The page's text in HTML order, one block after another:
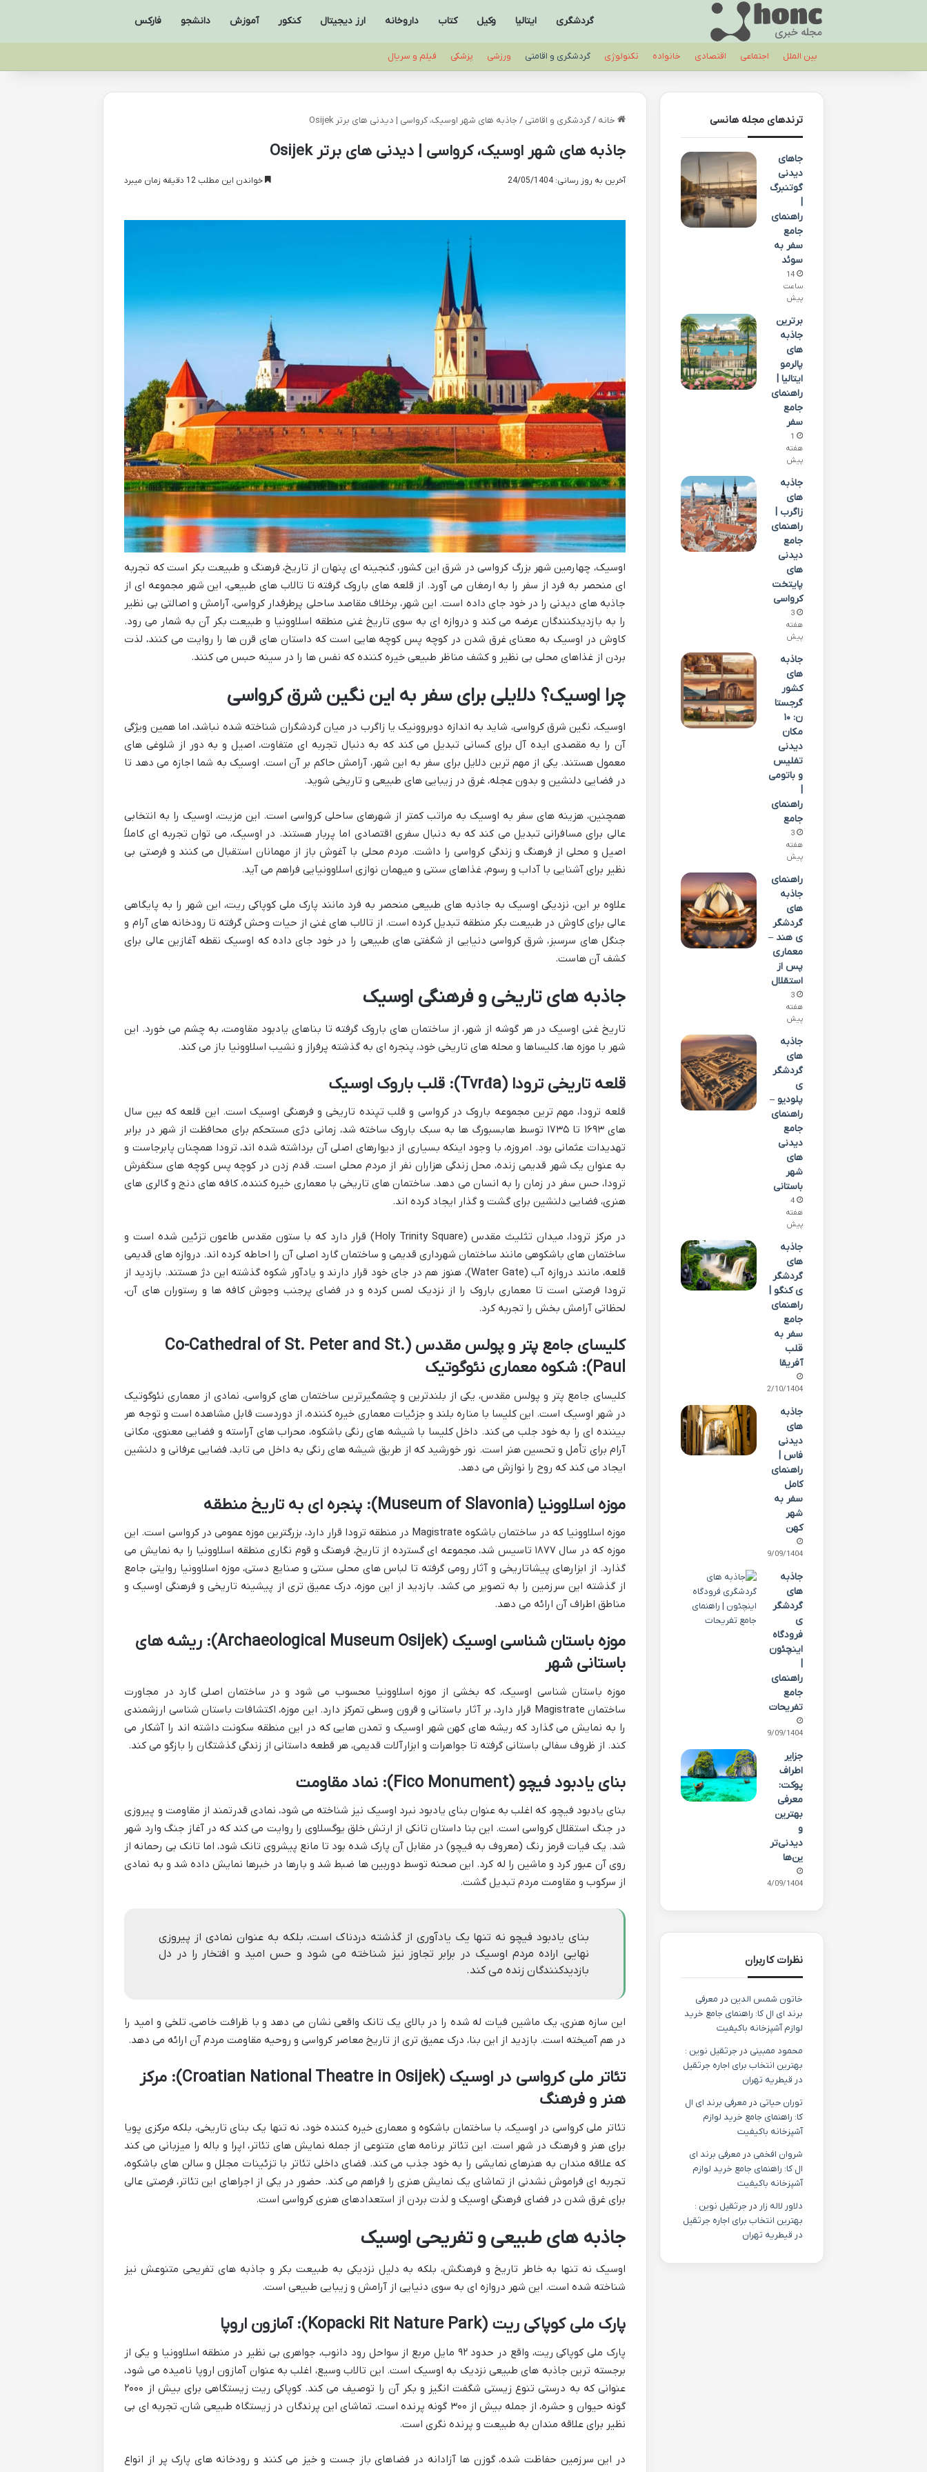
گردشگری ایتالیا وکیل کتاب داروخانه ارز دیجیتال کنکور آموزش دانشجو فارکس
بین الملل اجتماعی اقتصادی خانواده تکنولوژی گردشگری و اقامتی ورزشی پزشکی فیلم و سریال
خانه /گردشگری و اقامتی / جاذبه های شهر اوسیک، کرواسی | دیدنی های برتر Osijek
جاذبه های شهر اوسیک، کرواسی | دیدنی های برتر Osijek
آخرین به روز رسانی: 24/05/1404 خواندن این مطلب 12 دقیقه زمان میبرد
اوسیک، چهارمین شهر بزرگ کرواسی در شرق این کشور، گنجینه ای پنهان از تاریخ، فرهنگ و طبیعت بکر است که تجربه
ای منحصر به فرد از سفر را به ارمغان می آورد. از قلعه های باروک گرفته تا تالاب های طبیعی، این شهر مجموعه ای از
جاذبه های دیدنی را در خود جای داده است. این شهر، برخلاف مقاصد ساحلی پرطرفدار کرواسی، آرامش و اصالتی بی نظیر
را به بازدیدکنندگان عرضه می کند و دروازه ای به سوی تاریخ غنی منطقه اسلاوونیا و طبیعت بکر آن به شمار می رود.
کاوش در اوسیک به معنای غرق شدن در کوچه پس کوچه هایی است که داستان های قرن ها را روایت می کنند، لذت
بردن از غذاهای محلی بی نظیر و کشف مناظر طبیعی خیره کننده که نفس ها را در سینه حبس می کنند.
چرا اوسیک؟ دلایلی برای سفر به این نگین شرق کرواسی
اوسیک، نگین شرق کرواسی، شاید به اندازه دوبروونیک یا زاگرب در میان گردشگران شناخته شده نباشد، اما همین ویژگی
آن را به مقصدی ایده آل برای کسانی تبدیل می کند که به دنبال تجربه ای متفاوت، اصیل و به دور از شلوغی های
معمول هستند. یکی از مهم ترین دلایل برای سفر به این شهر، آرامش حاکم بر آن است. اوسیک به شما اجازه می دهد تا
در فضایی دلنشین و بدون عجله، غرق در زیبایی های طبیعی و تاریخی شوید.
همچنین، هزینه های سفر به اوسیک به مراتب کمتر از شهرهای ساحلی کرواسی است. این مزیت، اوسیک را به انتخابی
عالی برای مسافرانی تبدیل می کند که به دنبال سفری اقتصادی اما پربار هستند. در اوسیک، می توان تجربه ای کاملاً
اصیل و محلی از فرهنگ و زندگی کرواسی را داشت. مردم محلی با آغوش باز از مهمانان استقبال می کنند و فرصتی بی
نظیر برای آشنایی با آداب و رسوم، غذاهای سنتی و میهمان نوازی اسلاوونیایی فراهم می آید.
علاوه بر این، نزدیکی اوسیک به جاذبه های طبیعی منحصر به فرد مانند پارک ملی کوپاکی ریت، این شهر را به پایگاهی
عالی برای کاوش در طبیعت بکر منطقه تبدیل کرده است. از تالاب های غنی از حیات وحش گرفته تا رودخانه های آرام و
جنگل های سرسبز، شرق کرواسی دنیایی از شگفتی های طبیعی را در خود جای داده که اوسیک نقطه آغازین عالی برای
کشف آن هاست.
جاذبه های تاریخی و فرهنگی اوسیک
تاریخ غنی اوسیک در هر گوشه از شهر، از ساختمان های باروک گرفته تا بناهای یادبود مقاومت، به چشم می خورد. این
شهر با موزه ها، کلیساها و محله های تاریخی خود، پنجره ای به گذشته پرفراز و نشیب اسلاوونیا باز می کند.
قلعه تاریخی ترودا (Tvrđa): قلب باروک اوسیک
قلعه ترودا، مهم ترین مجموعه باروک در کرواسی و قلب تپنده تاریخی و فرهنگی اوسیک است. این قلعه که بین سال
های ۱۶۹۳ تا ۱۷۳۵ توسط هابسبورگ ها به سبک باروک ساخته شد، زمانی دژی مستحکم برای محافظت از شهر در برابر
تهدیدات عثمانی بود. امروزه، با وجود اینکه بسیاری از دیوارهای اصلی آن برداشته شده اند، ترودا همچنان پابرجاست و
به عنوان یک شهر قدیمی زنده، محل زندگی هزاران نفر از مردم محلی است. قدم زدن در کوچه پس کوچه های سنگفرش
ترودا، حس سفر در زمان را به انسان می دهد. ساختمان های تاریخی با معماری خیره کننده، کافه های دنج و گالری های
هنری، فضایی دلنشین برای گشت و گذار ایجاد کرده اند.
در مرکز ترودا، میدان تثلیث مقدس (Holy Trinity Square) قرار دارد که با ستون مقدس طاعون تزئین شده است و
ساختمان های باشکوهی مانند ساختمان شهرداری قدیمی و ساختمان گارد اصلی آن را احاطه کرده اند. دروازه های قدیمی
قلعه، مانند دروازه آب (Water Gate)، هنوز هم در جای خود قرار دارند و یادآور شکوه گذشته این دژ هستند. بازدید از
ترودا فرصتی است تا معماری باروک را از نزدیک لمس کرده و در فضای پرجنب وجوش کافه ها و رستوران های آن،
لحظاتی آرامش بخش را تجربه کرد.
کلیسای جامع پتر و پولس مقدس (Co-Cathedral of St. Peter and St.
Paul): شکوه معماری نئوگوتیک
کلیسای جامع پتر و پولس مقدس، یکی از بلندترین و چشمگیرترین ساختمان های کرواسی، نمادی از معماری نئوگوتیک
در شهر اوسیک است. این کلیسا با مناره بلند و جزئیات معماری خیره کننده، از دوردست قابل مشاهده است و توجه هر
بیننده ای را به خود جلب می کند. داخل کلیسا با شیشه های رنگی باشکوه، محراب های آراسته و فضایی معنوی، مکانی
آرام برای تأمل و تحسین هنر است. نور خورشید که از طریق شیشه های رنگی به داخل می تابد، فضایی عرفانی و دلنشین
ایجاد می کند که روح را نوازش می دهد.
موزه اسلاوونیا (Museum of Slavonia): پنجره ای به تاریخ منطقه
موزه اسلاوونیا که در ساختمان باشکوه Magistrate در منطقه ترودا قرار دارد، بزرگترین موزه عمومی در کرواسی است. این
موزه که در سال ۱۸۷۷ تاسیس شد، مجموعه ای گسترده از تاریخ، فرهنگ و قوم نگاری منطقه اسلاوونیا را به نمایش می
گذارد. از ابزارهای پیشاتاریخی و آثار رومی گرفته تا لباس های محلی سنتی و صنایع دستی، موزه اسلاوونیا روایتی جامع
از گذشته این سرزمین را به تصویر می کشد. بازدید از این موزه، درک عمیق تری از پیشینه تاریخی و فرهنگی اوسیک و
مناطق اطراف آن ارائه می دهد.
موزه باستان شناسی اوسیک (Archaeological Museum Osijek): ریشه های
باستانی شهر
موزه باستان شناسی اوسیک، که بخشی از موزه اسلاوونیا محسوب می شود و در ساختمان اصلی گارد در مجاورت
ساختمان Magistrate قرار دارد، بر آثار باستانی و قرون وسطی تمرکز دارد. این موزه، اکتشافات باستان شناسی ارزشمندی
را به نمایش می گذارد که ریشه های کهن شهر اوسیک و تمدن هایی که در این منطقه سکونت داشته اند را آشکار می
کند. از ظروف سفالی باستانی گرفته تا جواهرات و ابزارآلات قدیمی، هر قطعه داستانی از زندگی گذشتگان را بازگو می کند.
بنای یادبود فیچو (Fico Monument): نماد مقاومت
بنای یادبود فیچو، که اغلب به عنوان بنای یادبود نبرد اوسیک نیز شناخته می شود، نمادی قدرتمند از مقاومت و پیروزی
در جنگ استقلال کرواسی است. این بنا داستان تانکی از ارتش خلق یوگسلاوی را روایت می کند که در آغاز جنگ وارد شهر
شد. یک فیات قرمز رنگ (معروف به فیچو) در مقابل آن پارک شده بود تا مانع پیشروی تانک شود، اما تانک بی رحمانه از
روی آن عبور کرد و ماشین را له کرد. این صحنه توسط دوربین ها ضبط شد و بارها در خبرها نمایش داده شد و به نمادی
از سرکوب و مقاومت مردم تبدیل گشت.
بنای یادبود فیچو نه تنها یک یادآوری از گذشته دردناک است، بلکه به عنوان نمادی از پیروزی
نهایی اراده مردم اوسیک در برابر تجاوز نیز شناخته می شود و حس امید و افتخار را در دل
بازدیدکنندگان زنده می کند.
این سازه هنری، یک ماشین فیات له شده را در بالای یک تانک واقعی نشان می دهد و با ظرافت خاصی، تلخی و امید را
در هم آمیخته است. بازدید از این بنا، درک عمیق تری از تاریخ معاصر کرواسی و روحیه مقاومت مردم آن ارائه می دهد.
تئاتر ملی کرواسی در اوسیک (Croatian National Theatre in Osijek): مرکز
هنر و فرهنگ
تئاتر ملی کرواسی در اوسیک، با ساختمان باشکوه و معماری خیره کننده خود، نه تنها یک بنای تاریخی، بلکه مرکزی پویا
برای هنر و فرهنگ در شهر است. این تئاتر برنامه های متنوعی از جمله نمایش های تئاتر، اپرا و باله را میزبانی می کند
که علاقه مندان به هنرهای نمایشی را به خود جذب می کند. فضای داخلی تئاتر با تزئینات مجلل و سالن های باشکوه،
تجربه ای فراموش نشدنی از تماشای یک نمایش هنری را فراهم می کند. حضور در یکی از اجراهای این تئاتر، فرصتی عالی
برای غرق شدن در فضای فرهنگی اوسیک و لذت بردن از استعدادهای هنری کرواسی است.
جاذبه های طبیعی و تفریحی اوسیک
اوسیک نه تنها به خاطر تاریخ و فرهنگش، بلکه به دلیل نزدیکی به طبیعت بکر و جاذبه های تفریحی متنوعش نیز
شناخته شده است. این شهر دروازه ای به سوی دنیایی از آرامش و زیبایی طبیعی است.
پارک ملی کوپاکی ریت (Kopacki Rit Nature Park): آمازون اروپا
پارک ملی کوپاکی ریت، واقع در حدود ۹۲ مایل مربع از سواحل رود دانوب، جواهری بی نظیر در منطقه اسلاوونیا و یکی از
برجسته ترین جاذبه های طبیعی نزدیک به اوسیک است. این تالاب وسیع، اغلب به عنوان آمازون اروپا نامیده می شود،
عنوانی که به درستی تنوع زیستی شگفت انگیز و بکر آن را توصیف می کند. کوپاکی ریت زیستگاهی برای بیش از ۲۰۰۰
گونه حیوان و حشره، از جمله بیش از ۳۰۰ گونه پرنده است. تماشای این پرندگان در زیستگاه طبیعی شان، تجربه ای بی
نظیر برای علاقه مندان به طبیعت و پرنده نگری است.
در این سرزمین حفاظت شده، گوزن ها آزادانه در فضاهای باز جست و خیز می کنند و رودخانه های پارک پر از انواع
ترندهای مجله هانسی
جاهای
دیدنی
گوتنبرگ
|
راهنمای
جامع
سفر به
سوئد
14
ساعت
پیش
برترین
جاذبه
های
پالرمو
ایتالیا |
راهنمای
جامع
سفر
1
هفته
پیش
جاذبه
های
زاگرب |
راهنمای
جامع
دیدنی
های
پایتخت
کرواسی
3
هفته
پیش
جاذبه
های
کشور
گرجستا
ن: ۱۰
مکان
دیدنی
تفلیس
و باتومی
|
راهنمای
جامع
3
هفته
پیش
راهنمای
جاذبه
های
گردشگر
ی هند –
معماری
پس از
استقلال
3
هفته
پیش
جاذبه
های
گردشگر
ی
پلودیو –
راهنمای
جامع
دیدنی
های
شهر
باستانی
4
هفته
پیش
جاذبه
های
گردشگر
ی کنگو |
راهنمای
جامع
سفر به
قلب
آفریقا
02/10/1404
جاذبه
های
دیدنی
فاس |
راهنمای
کامل
سفر به
شهر
کهن
29/09/1404
جاذبه
های
گردشگر
ی
فرودگاه
اینچئون
|
راهنمای
جامع
تفریحات
29/09/1404
جزایر
اطراف
پوکت:
معرفی
بهترین
و
دیدنی‌تر
ین‌ها
24/09/1404
نظرات کاربران
خاتون شمس الدین در معرفی
برند ای ال کا: راهنمای جامع خرید
لوازم آشپزخانه باکیفیت
محمود ممبینی در جرثقیل نوین :
بهترین انتخاب برای اجاره جرثقیل
در قیطریه تهران
توران حیاتی در معرفی برند ای ال
کا: راهنمای جامع خرید لوازم
آشپزخانه باکیفیت
شروان افخمی در معرفی برند ای
ال کا: راهنمای جامع خرید لوازم
آشپزخانه باکیفیت
دلاور لاله زار در جرثقیل نوین :
بهترین انتخاب برای اجاره جرثقیل
در قیطریه تهران